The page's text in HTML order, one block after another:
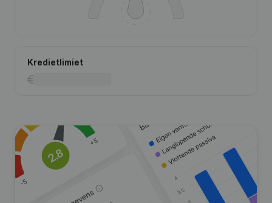
Kredietlimiet